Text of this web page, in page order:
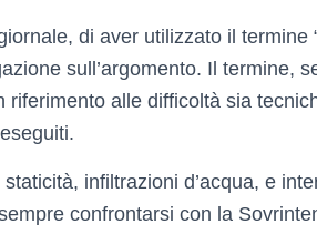
di aver utilizzato il termine
sull’argomento. Il termine,
riferimento alle difficoltà sia
infiltrazioni d’acqua, e
confrontarsi con la